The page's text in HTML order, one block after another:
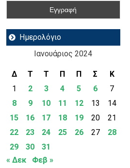
Ημερολόγιο
Ιανουάριος 2024
Δ Τ Τ Π Π Σ
Κ
1
2 3 4 5 6
7
8
9 10 11 12 13
14
15
16 17 18 19 20
21
22
23 24 25 26 27
28
29
30
31
« Δεκ
Φεβ »